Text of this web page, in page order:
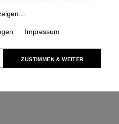
Impressum
ZUSTIMMEN & WEITER